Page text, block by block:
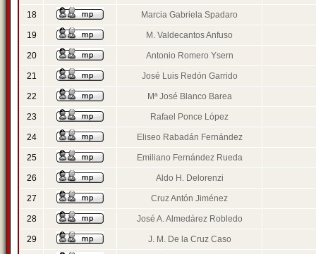
18 Marcia Gabriela Spadaro
19 M. Valdecantos Anfuso
20 Antonio Romero Ysern
21 José Luis Redón Garrido
22 Mª José Blanco Barea
23 Rafael Ponce López
24 Eliseo Rabadán Fernández
25 Emiliano Fernández Rueda
26 Aldo H. Delorenzi
27 Cruz Antón Jiménez
28 José A. Almedárez Robledo
29 J. M. De la Cruz Caso